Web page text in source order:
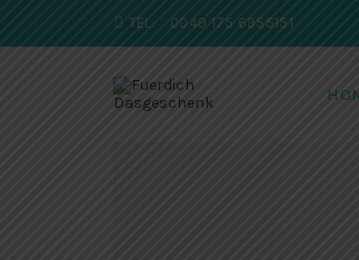
TEL: 0049 175 6955151